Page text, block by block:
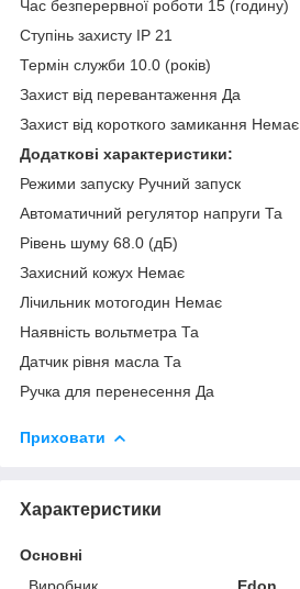
Час безперервної роботи 15 (годину)
Ступінь захисту IP 21
Термін служби 10.0 (років)
Захист від перевантаження Да
Захист від короткого замикання Немає
Додаткові характеристики:
Режими запуску Ручний запуск
Автоматичний регулятор напруги Та
Рівень шуму 68.0 (дБ)
Захисний кожух Немає
Лічильник мотогодин Немає
Наявність вольтметра Та
Датчик рівня масла Та
Ручка для перенесення Да
Приховати
Характеристики
Основні
Виробник
Edon